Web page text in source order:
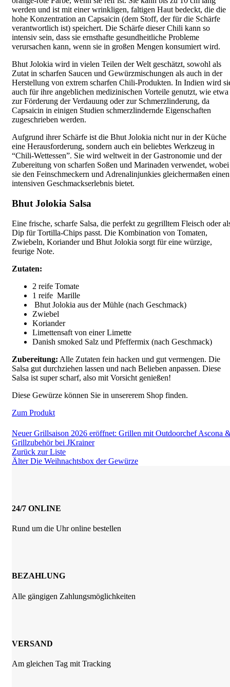
werden und ist mit einer wrinkligen, faltigen Haut bedeckt, die die
hohe Konzentration an Capsaicin (dem Stoff, der für die Schärfe
verantwortlich ist) speichert. Die Schärfe dieser Chili kann so
intensiv sein, dass sie ernsthafte gesundheitliche Probleme
verursachen kann, wenn sie in großen Mengen konsumiert wird.
Bhut Jolokia wird in vielen Teilen der Welt geschätzt, sowohl als
Zutat in scharfen Saucen und Gewürzmischungen als auch in der
Herstellung von extrem scharfen Chili-Produkten. In Indien wird
auch für ihre angeblichen medizinischen Vorteile genutzt, wie etwa
zur Förderung der Verdauung oder zur Schmerzlinderung, da
Capsaicin in einigen Studien schmerzlindernde Eigenschaften
zugeschrieben werden.
Aufgrund ihrer Schärfe ist die Bhut Jolokia nicht nur in der Küche
eine Herausforderung, sondern auch ein beliebtes Werkzeug in
“Chili-Wettessen”. Sie wird weltweit in der Gastronomie und der
Zubereitung von scharfen Soßen und Marinaden verwendet, wobei
sie den Feinschmeckern und Adrenalinjunkies gleichermaßen einen
intensiven Geschmackserlebnis bietet.
Bhut Jolokia Salsa
Eine frische, scharfe Salsa, die perfekt zu gegrilltem Fleisch oder
Dip für Tortilla-Chips passt. Die Kombination von Tomaten,
Zwiebeln, Koriander und Bhut Jolokia sorgt für eine würzige,
feurige Note.
Zutaten:
2 reife Tomate
1 reife Marille
Bhut Jolokia aus der Mühle (nach Geschmack)
Zwiebel
Koriander
Limettensaft von einer Limette
Danish smoked Salz und Pfeffermix (nach Geschmack)
Zubereitung: Alle Zutaten fein hacken und gut vermengen. Die
Salsa gut durchziehen lassen und nach Belieben anpassen. Diese
Salsa ist super scharf, also mit Vorsicht genießen!
Diese Gewürze können Sie in unsererem Shop finden.
Zum Produkt
Neuer Grillsaison 2026 eröffnet: Grillen mit Outdoorchef Ascona
Grillzubehör bei JKrainer
Zurück zur Liste
Älter Die Weihnachtsbox der Gewürze
24/7 ONLINE
Rund um die Uhr online bestellen
BEZAHLUNG
Alle gängigen Zahlungsmöglichkeiten
VERSAND
Am gleichen Tag mit Tracking